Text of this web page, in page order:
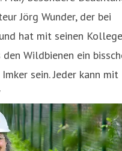
Jörg Wunder, der bei
hat mit seinen
Wildbienen ein
sein. Jeder kann mit